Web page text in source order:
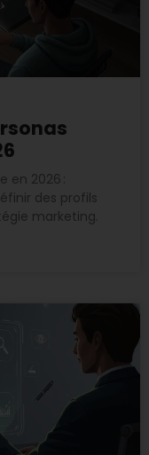
en 2026 :
des profils
marketing.